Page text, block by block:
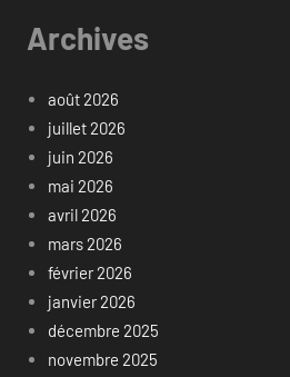
Archives
août 2026
juillet 2026
juin 2026
mai 2026
avril 2026
mars 2026
février 2026
janvier 2026
décembre 2025
novembre 2025